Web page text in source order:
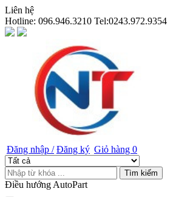
Liên hệ
Hotline: 096.946.3210 Tel:0243.972.9354
Đăng nhập / Đăng ký Giỏ hàng 0
Tìm kiếm
Điều hướng AutoPart